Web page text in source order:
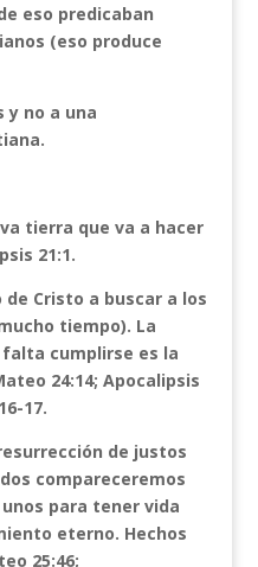
eso predicaban
(eso produce
y no a una
tierra que va a hacer
21:1.
Cristo a buscar a los
tiempo). La
cumplirse es la
24:14; Apocalipsis
17.
de justos
compareceremos
para tener vida
eterno. Hechos
25:46;